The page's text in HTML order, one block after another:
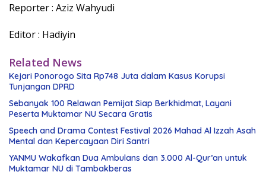
Reporter : Aziz Wahyudi
Editor : Hadiyin
Related News
Kejari Ponorogo Sita Rp748 Juta dalam Kasus Korupsi
Tunjangan DPRD
Sebanyak 100 Relawan Pemijat Siap Berkhidmat, Layani
Peserta Muktamar NU Secara Gratis
Speech and Drama Contest Festival 2026 Mahad Al Izzah Asah
Mental dan Kepercayaan Diri Santri
YANMU Wakafkan Dua Ambulans dan 3.000 Al-Qur’an untuk
Muktamar NU di Tambakberas